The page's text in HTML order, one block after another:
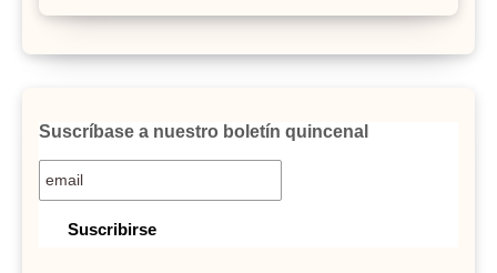
Suscríbase a nuestro boletín quincenal